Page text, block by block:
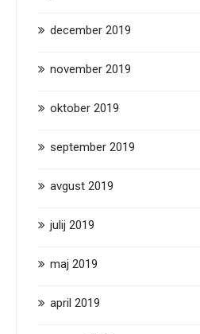
december 2019
november 2019
oktober 2019
september 2019
avgust 2019
julij 2019
maj 2019
april 2019